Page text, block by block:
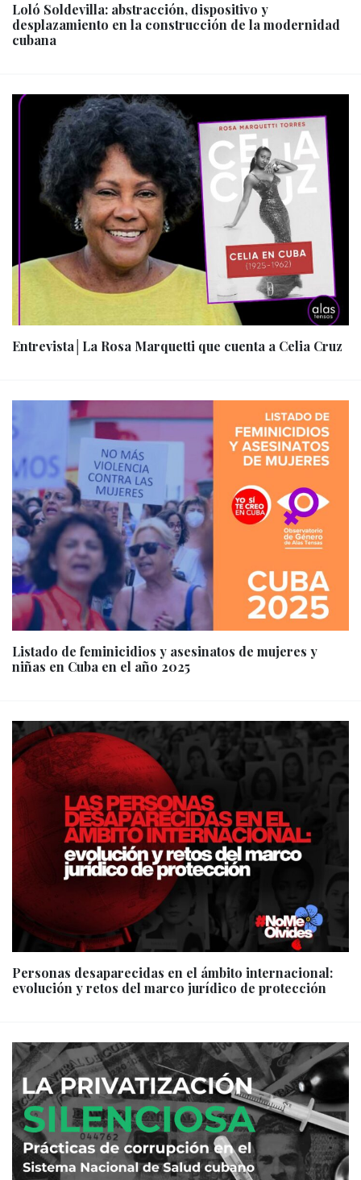
Loló Soldevilla: abstracción, dispositivo y
desplazamiento en la construcción de la modernidad
cubana
Entrevista│La Rosa Marquetti que cuenta a Celia Cruz
Listado de feminicidios y asesinatos de mujeres y
niñas en Cuba en el año 2025
Personas desaparecidas en el ámbito internacional:
evolución y retos del marco jurídico de protección